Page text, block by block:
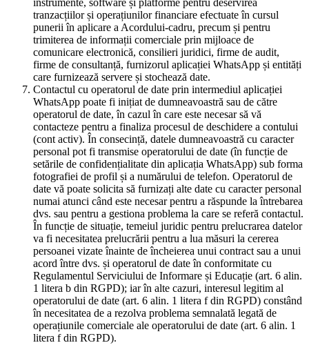
instrumente, software și platforme pentru deservirea
tranzacțiilor și operațiunilor financiare efectuate în cursul
punerii în aplicare a Acordului-cadru, precum și pentru
trimiterea de informații comerciale prin mijloace de
comunicare electronică, consilieri juridici, firme de audit,
firme de consultanță, furnizorul aplicației WhatsApp și entități
care furnizează servere și stochează date.
Contactul cu operatorul de date prin intermediul aplicației
WhatsApp poate fi inițiat de dumneavoastră sau de către
operatorul de date, în cazul în care este necesar să vă
contacteze pentru a finaliza procesul de deschidere a contului
(cont activ). În consecință, datele dumneavoastră cu caracter
personal pot fi transmise operatorului de date (în funcție de
setările de confidențialitate din aplicația WhatsApp) sub forma
fotografiei de profil și a numărului de telefon. Operatorul de
date vă poate solicita să furnizați alte date cu caracter personal
numai atunci când este necesar pentru a răspunde la întrebarea
dvs. sau pentru a gestiona problema la care se referă contactul.
În funcție de situație, temeiul juridic pentru prelucrarea datelor
va fi necesitatea prelucrării pentru a lua măsuri la cererea
persoanei vizate înainte de încheierea unui contract sau a unui
acord între dvs. și operatorul de date în conformitate cu
Regulamentul Serviciului de Informare și Educație (art. 6 alin.
1 litera b din RGPD); iar în alte cazuri, interesul legitim al
operatorului de date (art. 6 alin. 1 litera f din RGPD) constând
în necesitatea de a rezolva problema semnalată legată de
operațiunile comerciale ale operatorului de date (art. 6 alin. 1
litera f din RGPD).